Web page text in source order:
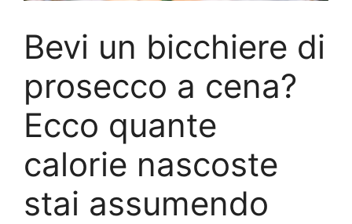
Bevi un bicchiere di
prosecco a cena?
Ecco quante
calorie nascoste
stai assumendo